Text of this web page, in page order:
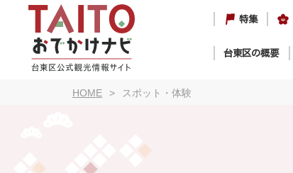
特集
台東区の概要
HOME スポット・体験